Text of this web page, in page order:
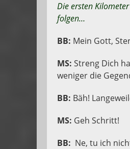
Die ersten
folgen…
BB: Mein Gott,
MS: Streng Dich
weniger die
BB: Bäh!
MS: Geh Schritt!
BB: Ne, tu ich